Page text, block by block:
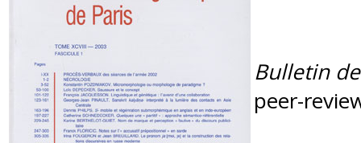
Bulletin
peer-